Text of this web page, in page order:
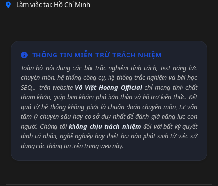
Làm việc tại: Hồ Chí Minh
THÔNG TIN MIỄN TRỪ TRÁCH NHIỆM
Toàn bộ nội dung các bài trắc nghiệm tính cách, test năng lực
chuyên môn, hệ thống công cụ, hệ thống trắc nghiệm và bài học
SEO,... trên website Võ Việt Hoàng Official chỉ mang tính chất
tham khảo, giúp bạn khám phá bản thân và bổ trợ kiến thức. Kết
quả từ hệ thống không phải là chuẩn đoán chuyên môn, tư vấn
tâm lý chuyên sâu hay cơ sở duy nhất để đánh giá năng lực con
người. Chúng tôikhông chịu trách nhiệm đối với bất kỳ quyết
định cá nhân, nghề nghiệp hay thiệt hại nào phát sinh từ việc sử
dụng các thông tin trên trang web này.